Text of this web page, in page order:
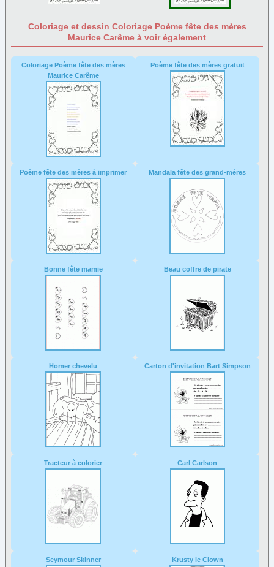
Coloriage et dessin Coloriage Poème fête des mères
Maurice Carême à voir également
Coloriage Poème fête des mères
Maurice Carême
Poème fête des mères gratuit
Poème fête des mères à imprimer Mandala fête des grand-mères
Bonne fête mamie Beau coffre de pirate
Homer chevelu Carton d'invitation Bart Simpson
Tracteur à colorier Carl Carlson
Seymour Skinner Krusty le Clown